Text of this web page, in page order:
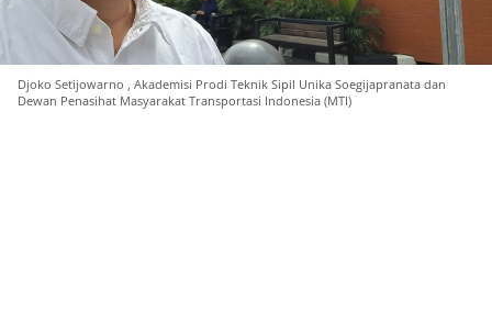
Djoko Setijowarno , Akademisi Prodi Teknik Sipil Unika Soegijapranata dan
Dewan Penasihat Masyarakat Transportasi Indonesia (MTI)